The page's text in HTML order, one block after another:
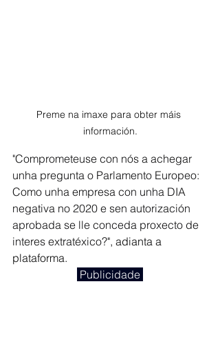
Preme na imaxe para obter máis
información.
"Comprometeuse con nós a achegar
unha pregunta o Parlamento Europeo:
Como unha empresa con unha DIA
negativa no 2020 e sen autorización
aprobada se lle conceda proxecto de
interes extratéxico?", adianta a
plataforma.
Publicidade